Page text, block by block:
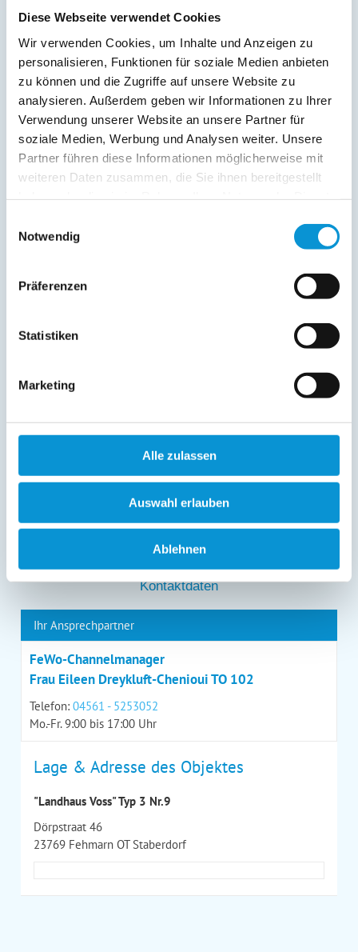
Diese Webseite verwendet Cookies
Wir verwenden Cookies, um Inhalte und Anzeigen zu
personalisieren, Funktionen für soziale Medien anbieten
zu können und die Zugriffe auf unsere Website zu
analysieren. Außerdem geben wir Informationen zu Ihrer
Verwendung unserer Website an unsere Partner für
soziale Medien, Werbung und Analysen weiter. Unsere
Partner führen diese Informationen möglicherweise mit
weiteren Daten zusammen, die Sie ihnen bereitgestellt
Notwendig
Präferenzen
Statistiken
Marketing
Alle zulassen
Auswahl erlauben
Ablehnen
Kopie der Nachricht per Mail zusenden
Reiseversicherungs­informationen anfordern
gelesen und bin
damit einverstanden.
Ostsee-Ferienwohnungen.de erhebt, verarbeitet und
nutzt Ihre personenbezogenen Daten nur zur
(Buchungsanfrage/Informationsanfrage). Sie können
Auskunft über die bei der Ostsee-Ferienwohnungen.de
Löschung bzw. Sperrung Ihrer Daten vor Abschluss der
entgegenstehen. Die vorgenannten Rechte können Sie
gegenüber Ostsee-Ferienwohnungen.de unentgeltlich
Ihnen ein Beschwerderecht bei einer Aufsichtsbehörde
Kontaktdaten
Ihr Ansprechpartner
FeWo-Channelmanager
Frau Eileen Dreykluft-Chenioui TO 102
Telefon: 04561 - 5253052
Mo.-Fr. 9:00 bis 17:00 Uhr
Lage & Adresse des Objektes
"Landhaus Voss" Typ 3 Nr.9
Dörpstraat 46
23769 Fehmarn OT Staberdorf